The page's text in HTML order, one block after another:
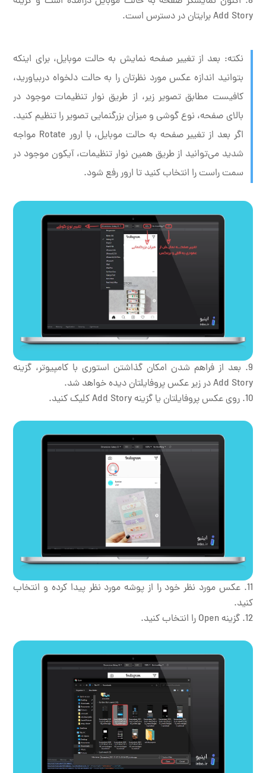
Add Story برایتان در دسترس است.
نکته: بعد از تغییر صفحه نمایش به حالت موبایل، برای اینکه
بتوانید اندازه عکس مورد نظرتان را به حالت دلخواه دربیاورید،
کافیست مطابق تصویر زیر، از طریق نوار تنظیمات موجود در
بالای صفحه، نوع گوشی و میزان بزرگنمایی تصویر را تنظیم کنید.
اگر بعد از تغییر صفحه به حالت موبایل، با ارور Rotate مواجه
شدید می‌توانید از طریق همین نوار تنظیمات، آیکون موجود در
سمت راست را انتخاب کنید تا ارور رفع شود.
بعد از فراهم شدن امکان گذاشتن استوری با کامپیوتر، گزینه
Add Story در زیر عکس پروفایلتان دیده خواهد شد.
روی عکس پروفایلتان یا گزینه Add Story کلیک کنید.
عکس مورد نظر خود را از پوشه مورد نظر پیدا کرده و انتخاب
کنید.
گزینه Open را انتخاب کنید.